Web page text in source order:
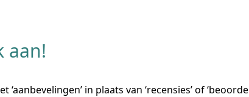
aan!
in plaats van ‘recensies’ of